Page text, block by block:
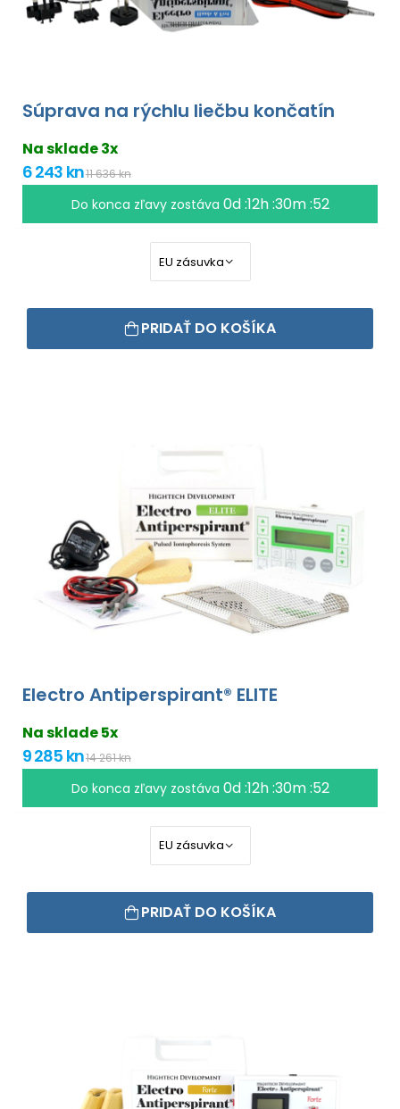
Súprava na rýchlu liečbu končatín
Na sklade 3x
6 243 kn11 636 kn
Do konca zľavy zostáva0d :12h :30m :51
PRIDAŤ DO KOŠÍKA
Electro Antiperspirant® ELITE
Na sklade 5x
9 285 kn14 261 kn
Do konca zľavy zostáva0d :12h :30m :51
PRIDAŤ DO KOŠÍKA